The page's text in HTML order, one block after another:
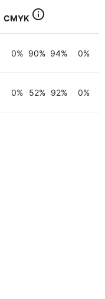
CMYK info_outline
0% 90% 94% 0%
0% 52% 92% 0%